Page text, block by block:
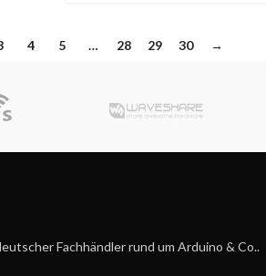
4 5 … 28 29 30 →
Fachhändler rund um Arduino & Co..